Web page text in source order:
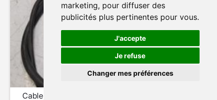
marketing, pour diffuser des
publicités plus pertinentes pour vous.
J'accepte
Je refuse
Changer mes préférences
Cable de starter